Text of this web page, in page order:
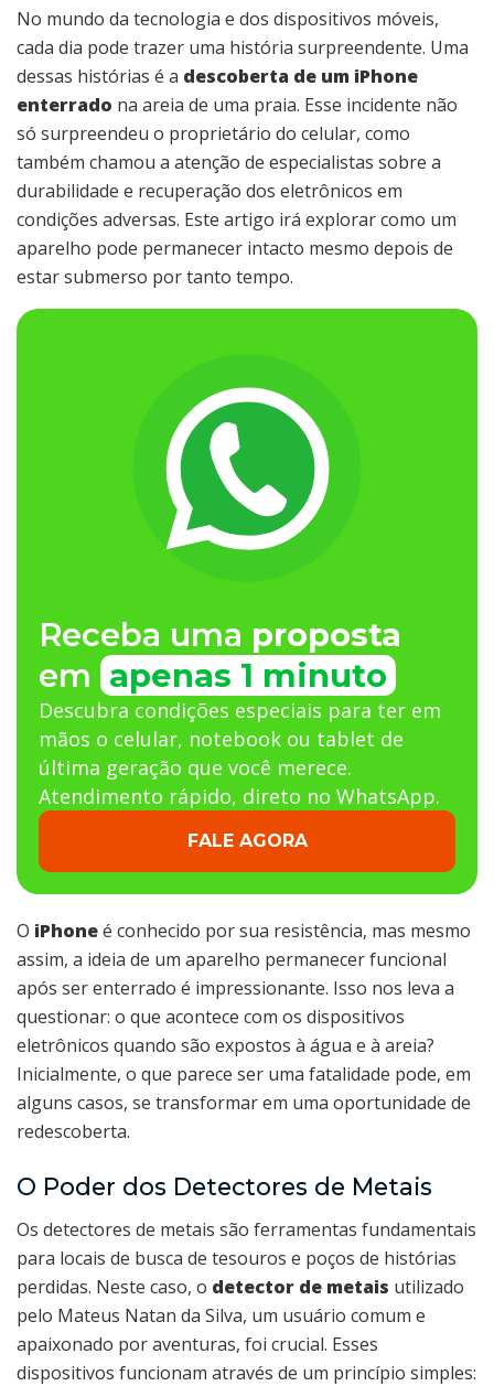
No mundo da tecnologia e dos dispositivos móveis,
cada dia pode trazer uma história surpreendente. Uma
dessas histórias é a descoberta de um iPhone
enterrado na areia de uma praia. Esse incidente não
só surpreendeu o proprietário do celular, como
também chamou a atenção de especialistas sobre a
durabilidade e recuperação dos eletrônicos em
condições adversas. Este artigo irá explorar como um
aparelho pode permanecer intacto mesmo depois de
estar submerso por tanto tempo.
Receba uma proposta
em apenas 1 minuto
Descubra condições especiais para ter em
mãos o celular, notebook ou tablet de
última geração que você merece.
Atendimento rápido, direto no WhatsApp.
FALE AGORA
O iPhoneé conhecido por sua resistência, mas mesmo
assim, a ideia de um aparelho permanecer funcional
após ser enterrado é impressionante. Isso nos leva a
questionar: o que acontece com os dispositivos
eletrônicos quando são expostos à água e à areia?
Inicialmente, o que parece ser uma fatalidade pode, em
alguns casos, se transformar em uma oportunidade de
redescoberta.
O Poder dos Detectores de Metais
Os detectores de metais são ferramentas fundamentais
para locais de busca de tesouros e poços de histórias
perdidas. Neste caso, o detector de metais utilizado
pelo Mateus Natan da Silva, um usuário comum e
apaixonado por aventuras, foi crucial. Esses
dispositivos funcionam através de um princípio simples: